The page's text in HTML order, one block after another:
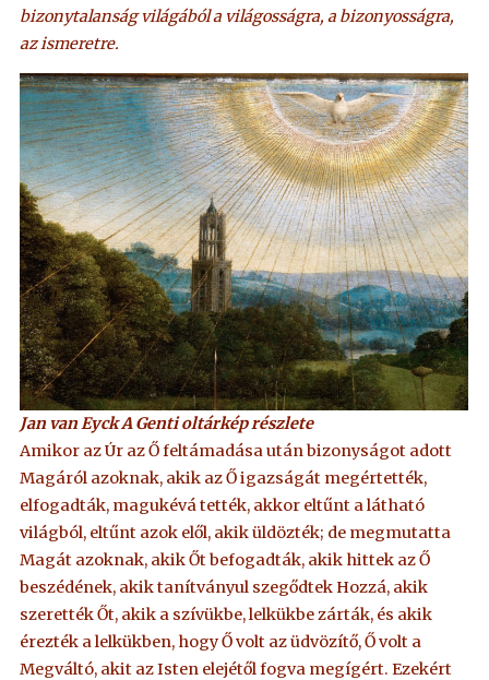
bizonytalanság világából a világosságra, a bizonyosságra,
az ismeretre.
Jan van Eyck A Genti oltárkép részlete
Amikor az Úr az Ő feltámadása után bizonyságot adott
Magáról azoknak, akik az Ő igazságát megértették,
elfogadták, magukévá tették, akkor eltűnt a látható
világból, eltűnt azok elől, akik üldözték; de megmutatta
Magát azoknak, akik Őt befogadták, akik hittek az Ő
beszédének, akik tanítványul szegődtek Hozzá, akik
szerették Őt, akik a szívükbe, lelkükbe zárták, és akik
érezték a lelkükben, hogy Ő volt az üdvözítő, Ő volt a
Megváltó, akit az Isten elejétől fogva megígért. Ezekért